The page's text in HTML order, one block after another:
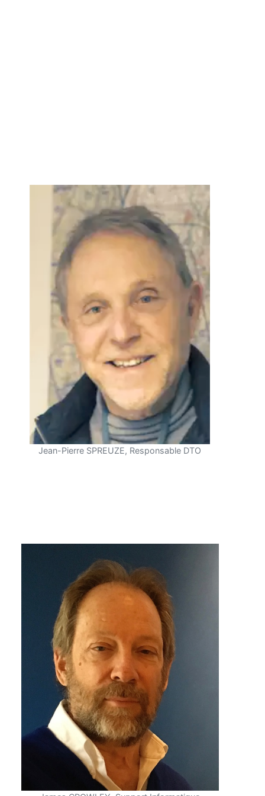
Jean-Pierre SPREUZE, Responsable DTO